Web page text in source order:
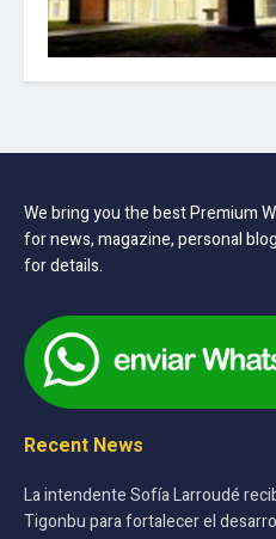
We bring you the best Premium
for news, magazine, personal
for details.
Recent News
La intendente Sofía Larroudé
Tigonbu para fortalecer el